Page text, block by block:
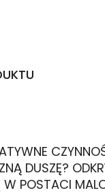
DUSZĘ?
W POSTACI